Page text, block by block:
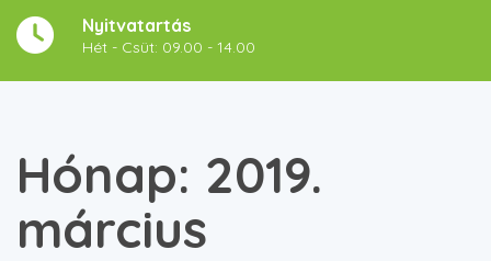
Nyitvatartás
Hét - Csüt: 09.00 - 14.00
Hónap: 2019.
március